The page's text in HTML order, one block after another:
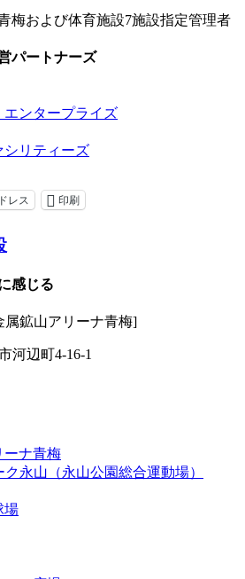
梅および体育施設7施設指定管理者
パートナーズ
ンタープライズ
リティーズ
レス
印刷
感じる
属鉱山アリーナ青梅]
河辺町4-16-1
ーナ青梅
永山（永山公園総合運動場）
場